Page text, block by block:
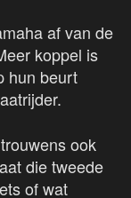
af van de
koppel is
hun beurt
ook
die tweede
of wat